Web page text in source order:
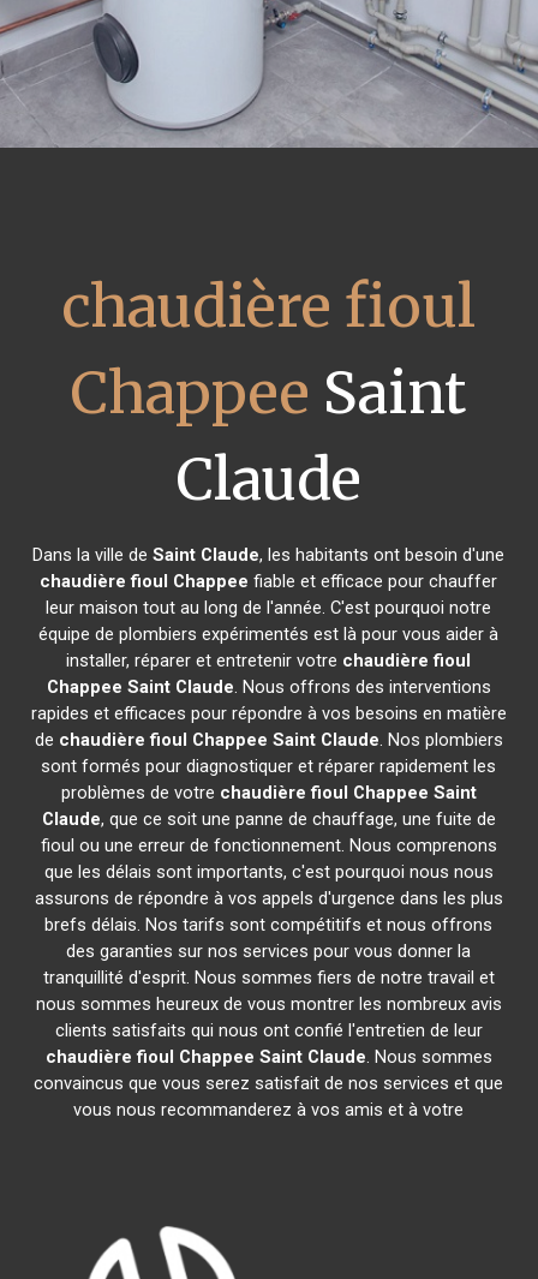
chaudière fioul
Chappee Saint
Claude
Dans la ville deSaint Claude, les habitants ont besoin d'une
chaudière fioul Chappee fiable et efficace pour chauffer
leur maison tout au long de l'année. C'est pourquoi notre
équipe de plombiers expérimentés est là pour vous aider à
installer, réparer et entretenir votre chaudière fioul
Chappee Saint Claude. Nous offrons des interventions
rapides et efficaces pour répondre à vos besoins en matière
de chaudière fioul Chappee Saint Claude. Nos plombiers
sont formés pour diagnostiquer et réparer rapidement les
problèmes de votre chaudière fioul Chappee Saint
Claude, que ce soit une panne de chauffage, une fuite de
fioul ou une erreur de fonctionnement. Nous comprenons
que les délais sont importants, c'est pourquoi nous nous
assurons de répondre à vos appels d'urgence dans les plus
brefs délais. Nos tarifs sont compétitifs et nous offrons
des garanties sur nos services pour vous donner la
tranquillité d'esprit. Nous sommes fiers de notre travail et
nous sommes heureux de vous montrer les nombreux avis
clients satisfaits qui nous ont confié l'entretien de leur
chaudière fioul Chappee Saint Claude. Nous sommes
convaincus que vous serez satisfait de nos services et que
vous nous recommanderez à vos amis et à votre